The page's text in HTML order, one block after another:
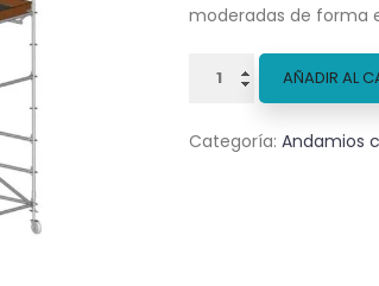
moderadas de forma
Combo
3
AÑADIR AL
Categoría: Andamios